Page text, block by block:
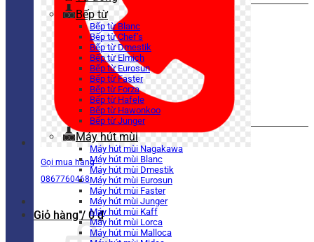
Gọi mua hàng
0867760468
Giỏ hàng / 0₫
Bếp từ
Bếp từ Blanc
Bếp từ Chef’s
Bếp từ Dmestik
Bếp từ Elmich
Bếp từ Eurosun
Bếp từ Faster
Bếp từ Forza
Bếp từ Hafele
Bếp từ Hawonkoo
Bếp từ Junger
Máy hút mùi
Máy hút mùi Nagakawa
Máy hút mùi Blanc
Máy hút mùi Dmestik
Máy hút mùi Eurosun
Máy hút mùi Faster
Máy hút mùi Junger
Máy hút mùi Kaff
Máy hút mùi Lorca
Máy hút mùi Malloca